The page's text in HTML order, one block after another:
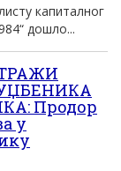
капиталног
дошло...
Продор
у